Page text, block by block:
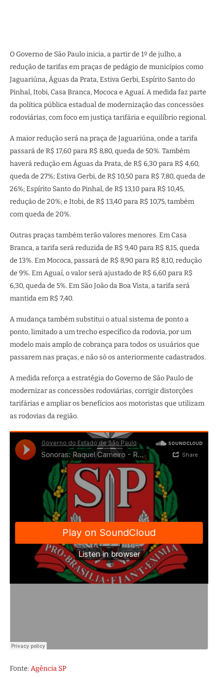
O Governo de São Paulo inicia, a partir de 1º de julho, a
redução de tarifas em praças de pedágio de municípios como
Jaguariúna, Águas da Prata, Estiva Gerbi, Espírito Santo do
Pinhal, Itobi, Casa Branca, Mococa e Aguaí. A medida faz parte
da política pública estadual de modernização das concessões
rodoviárias, com foco em justiça tarifária e equilíbrio regional.
A maior redução será na praça de Jaguariúna, onde a tarifa
passará de R$ 17,60 para R$ 8,80, queda de 50%. Também
haverá redução em Águas da Prata, de R$ 6,30 para R$ 4,60,
queda de 27%; Estiva Gerbi, de R$ 10,50 para R$ 7,80, queda de
26%; Espírito Santo do Pinhal, de R$ 13,10 para R$ 10,45,
redução de 20%; e Itobi, de R$ 13,40 para R$ 10,75, também
com queda de 20%.
Outras praças também terão valores menores. Em Casa
Branca, a tarifa será reduzida de R$ 9,40 para R$ 8,15, queda
de 13%. Em Mococa, passará de R$ 8,90 para R$ 8,10, redução
de 9%. Em Aguaí, o valor será ajustado de R$ 6,60 para R$
6,30, queda de 5%. Em São João da Boa Vista, a tarifa será
mantida em R$ 7,40.
A mudança também substitui o atual sistema de ponto a
ponto, limitado a um trecho específico da rodovia, por um
modelo mais amplo de cobrança para todos os usuários que
passarem nas praças, e não só os anteriormente cadastrados.
A medida reforça a estratégia do Governo de São Paulo de
modernizar as concessões rodoviárias, corrigir distorções
tarifárias e ampliar os benefícios aos motoristas que utilizam
as rodovias da região.
Fonte: Agência SP